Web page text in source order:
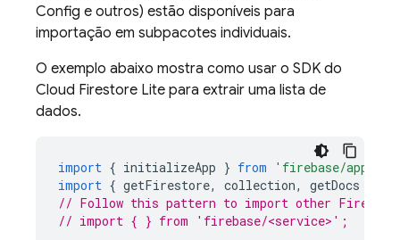
Config e outros) estão disponíveis para
importação em subpacotes individuais.
O exemplo abaixo mostra como usar o SDK do
Cloud Firestore Lite para extrair uma lista de
dados.
import { initializeApp } from 'firebase/app'
import { getFirestore, collection, getDocs
// Follow this pattern to import other Firebase
// import { } from 'firebase/<service>';